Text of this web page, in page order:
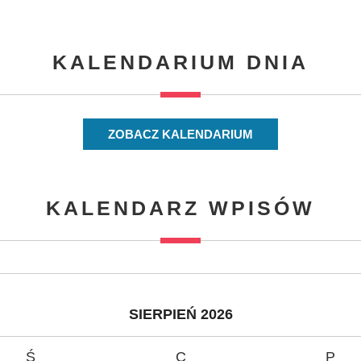
KALENDARIUM DNIA
ZOBACZ KALENDARIUM
KALENDARZ WPISÓW
SIERPIEŃ 2026
Ś C P